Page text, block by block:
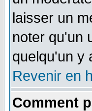
laisser un
noter qu'un
quelqu'un y
Revenir en
Comment